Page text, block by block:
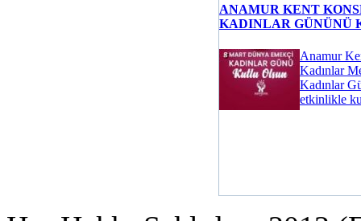
ANAMUR KENT
KADINLAR GÜNÜNÜ
Anamur
Kadınlar
Kadınlar
etkinlikle